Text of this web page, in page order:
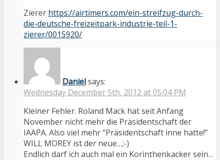
Zierer https://airtimers.com/ein-streifzug-durch-
die-deutsche-freizeitpark-industrie-teil-1-
zierer/0015920/
Danielsays:
Wednesday December 5th, 2012 at 05:04 PM
Kleiner Fehler. Roland Mack hat seit Anfang
November nicht mehr die Präsidentschaft der
IAAPA. Also viel mehr “Präsidentschaft inne hatte!”
WILL MOREY ist der neue…;-)
Endlich darf ich auch mal ein Korinthenkacker sein…